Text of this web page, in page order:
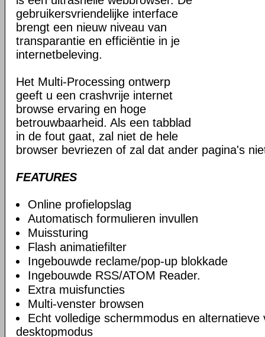
gebruikersvriendelijke interface
brengt een nieuw niveau van
transparantie en efficiëntie in je
internetbeleving.
Het Multi-Processing ontwerp
geeft u een crashvrije internet
browse ervaring en hoge
betrouwbaarheid. Als een tabblad
in de fout gaat, zal niet de hele
browser bevriezen of zal dat ander pagina's
FEATURES
Online profielopslag
Automatisch formulieren invullen
Muissturing
Flash animatiefilter
Ingebouwde reclame/pop-up blokkade
Ingebouwde RSS/ATOM Reader.
Extra muisfuncties
Multi-venster browsen
Echt volledige schermmodus en alternatieve
desktopmodus